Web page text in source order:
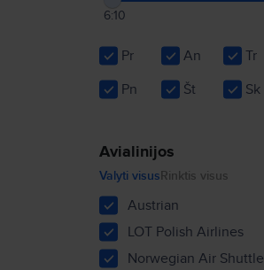
6:10
Pr An Tr
Pn
Št Sk
Avialinijos
Valyti visusRinktis visus
Austrian
LOT Polish Airlines
Norwegian Air Shuttle